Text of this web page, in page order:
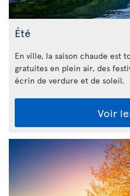
Été
En ville, la saison chaude est
gratuites en plein air, des
écrin de verdure et de soleil.
Voir